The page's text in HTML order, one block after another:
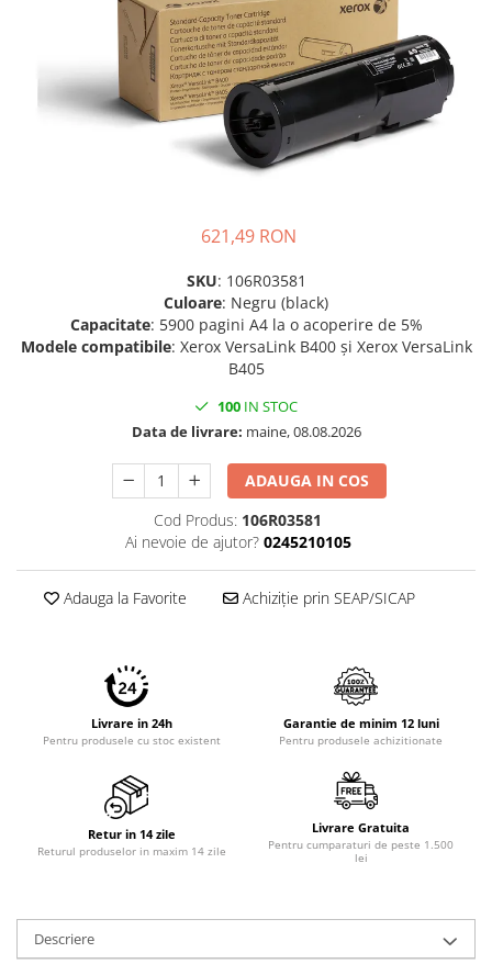
SSD-uri externe
Hard disk-uri externe
Card reader
Placi captura
Accesorii retelistica
621,49 RON
SKU: 106R03581
Culoare: Negru (black)
Capacitate: 5900 pagini A4 la o acoperire de 5%
Modele compatibile: Xerox VersaLink B400 și Xerox VersaLink
B405
100 IN STOC
Data de livrare: maine, 08.08.2026
ADAUGA IN COS
Cod Produs: 106R03581
Ai nevoie de ajutor? 0245210105
Adauga la Favorite Achiziție prin SEAP/SICAP
Livrare in 24h
Pentru produsele cu stoc existent
Garantie de minim 12 luni
Pentru produsele achizitionate
Retur in 14 zile
Returul produselor in maxim 14 zile
Livrare Gratuita
Pentru cumparaturi de peste 1.500
lei
Descriere